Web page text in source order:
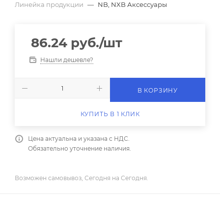
Линейка продукции — NB, NXB Аксессуары
86.24 руб./шт
Нашли дешевле?
В КОРЗИНУ
КУПИТЬ В 1 КЛИК
Цена актуальна и указана с НДС.
Обязательно уточнение наличия.
Возможен самовывоз, Сегодня на Сегодня.